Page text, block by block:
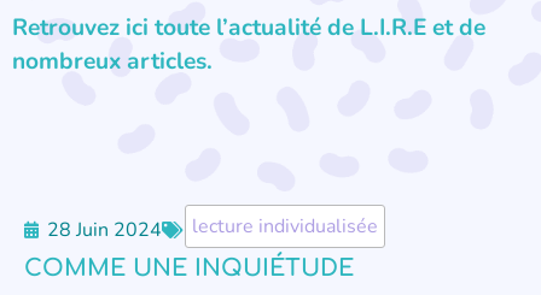
Retrouvez ici toute l’actualité de L.I.R.E et de
nombreux articles.
28 Juin 2024 lecture individualisée
COMME UNE INQUIÉTUDE